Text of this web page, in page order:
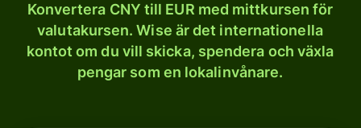
Konvertera CNY till EUR med mittkursen för
valutakursen. Wise är det internationella
kontot om du vill skicka, spendera och växla
pengar som en lokalinvånare.